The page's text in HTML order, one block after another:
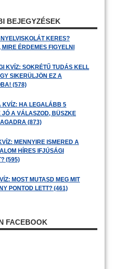
BEJEGYZÉSEK
KERES?
ÉRDEMES FIGYELNI
KVÍZ: SOKRÉTŰ TUDÁS KELL
SIKERÜLJÖN EZ A
(578)
KVÍZ: HA LEGALÁBB 5
JÓ A VÁLASZOD, BÜSZKE
(873)
MENNYIRE ISMERED A
HÍRES IFJÚSÁGI
(595)
MOST MUTASD MEG MIT
PONTOD LETT? (461)
FACEBOOK